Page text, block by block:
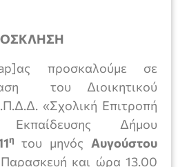
προσκαλούμε σε
του Διοικητικού
«Σχολική Επιτροπή
Εκπαίδευσης Δήμου
η του μηνός Αυγούστου
και ώρα 13.00